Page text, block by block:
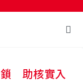
鎖 助核實入